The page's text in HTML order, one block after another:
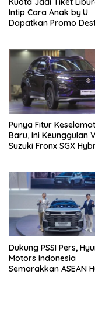
Intip Cara Anak by.U
Dapatkan Promo
Punya Fitur
Baru, Ini Keunggulan
Suzuki Fronx SGX
Dukung PSSI Pers,
Motors Indonesia
Semarakkan ASEAN